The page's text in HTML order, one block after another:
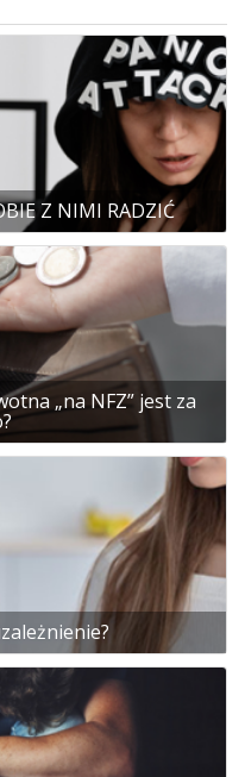
Z NIMI RADZIĆ
„na NFZ” jest za